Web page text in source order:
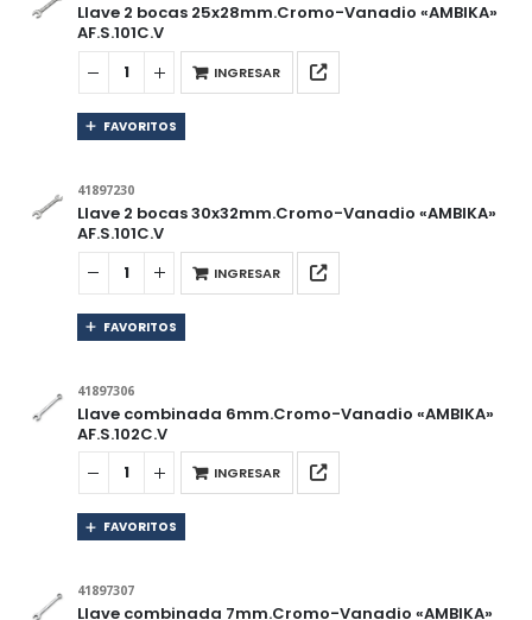
Llave 2 bocas 25x28mm.Cromo-Vanadio «AMBIKA»
AF.S.101C.V
INGRESAR
FAVORITOS
41897230
Llave 2 bocas 30x32mm.Cromo-Vanadio «AMBIKA»
AF.S.101C.V
INGRESAR
FAVORITOS
41897306
Llave combinada 6mm.Cromo-Vanadio «AMBIKA»
AF.S.102C.V
INGRESAR
FAVORITOS
41897307
Llave combinada 7mm.Cromo-Vanadio «AMBIKA»